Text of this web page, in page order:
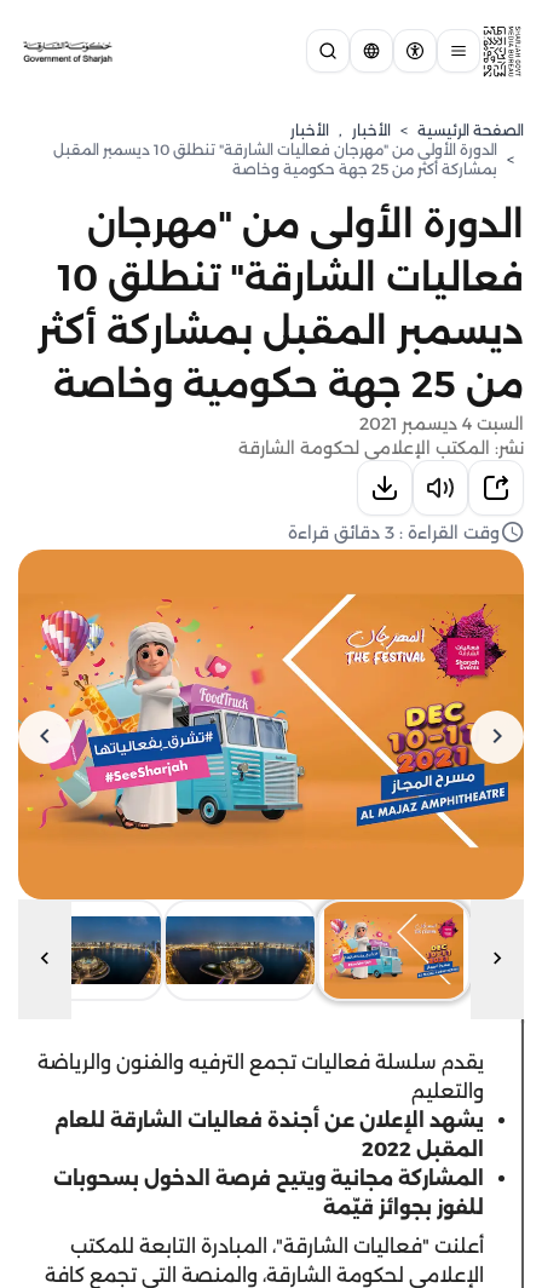
الصفحة الرئيسية > الأخبار , الأخبار
>
الدورة الأولى من "مهرجان فعاليات الشارقة" تنطلق 10 ديسمبر المقبل
بمشاركة أكثر من 25 جهة حكومية وخاصة
الدورة الأولى من "مهرجان
فعاليات الشارقة" تنطلق 10
ديسمبر المقبل بمشاركة أكثر
من 25 جهة حكومية وخاصة
السبت 4 ديسمبر 2021
نشر: المكتب الإعلامي لحكومة الشارقة
وقت القراءة : 3 دقائق قراءة
يقدم سلسلة فعاليات تجمع الترفيه والفنون والرياضة
والتعليم
يشهد الإعلان عن أجندة فعاليات الشارقة للعام
المقبل 2022
المشاركة مجانية ويتيح فرصة الدخول بسحوبات
للفوز بجوائز قيّمة
أعلنت "فعاليات الشارقة"، المبادرة التابعة للمكتب
الإعلامي لحكومة الشارقة، والمنصة التي تجمع كافة